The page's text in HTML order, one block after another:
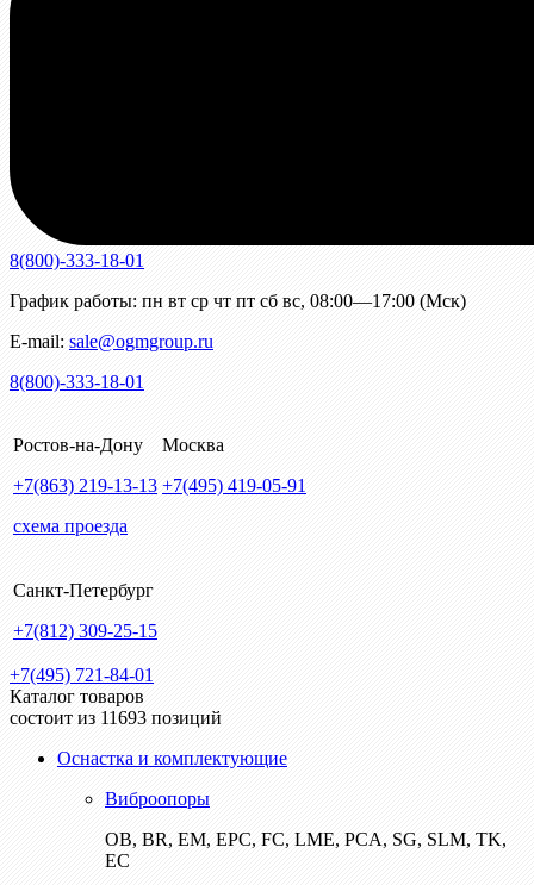
8(800)-333-18-01
График работы: пн вт ср чт пт сб вс, 08:00—17:00 (Мск)
E-mail: sale@ogmgroup.ru
8(800)-333-18-01
Ростов-на-Дону
+7(863) 219-13-13
схема проезда
Москва
+7(495) 419-05-91
Санкт-Петербург
+7(812) 309-25-15
+7(495) 721-84-01
Каталог товаров
состоит из 11693 позиций
Оснастка и комплектующие
Виброопоры
ОВ, BR, EM, EPC, FC, LME, PCA, SG, SLM, TK,
EC